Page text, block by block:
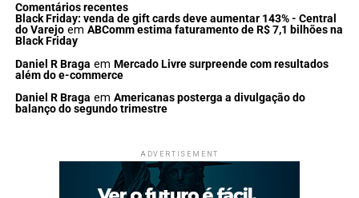
Comentários recentes
Black Friday: venda de gift cards deve aumentar 143% - Central
do Varejoem ABComm estima faturamento de R$ 7,1 bilhões na
Black Friday
Daniel R Braga em Mercado Livre surpreende com resultados
além do e-commerce
Daniel R Braga em Americanas posterga a divulgação do
balanço do segundo trimestre
ADVERTISEMENT